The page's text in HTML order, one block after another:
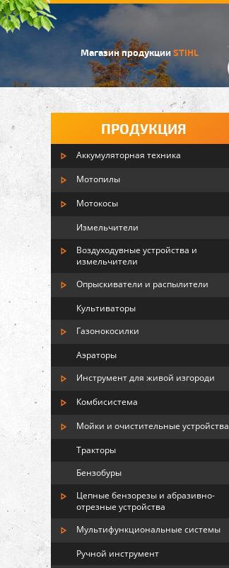
Магазин продукции STIHL
ПРОДУКЦИЯ
Аккумуляторная техника
Мотопилы
Мотокосы
Измельчители
Воздуходувные устройства и
измельчители
Опрыскиватели и распылители
Культиваторы
Газонокосилки
Аэраторы
Инструмент для живой изгороди
Комбисистема
Мойки и очистительные устройства
Тракторы
Бензобуры
Цепные бензорезы и абразивно-
отрезные устройства
Мультифункциональные системы
Ручной инструмент